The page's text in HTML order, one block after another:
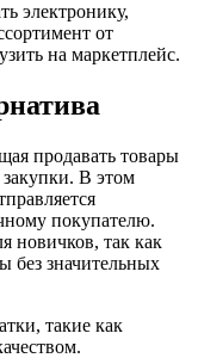
электронику,
от
на маркетплейс.
продавать товары
закупки. В этом
покупателю.
новичков, так как
без значительных
такие как